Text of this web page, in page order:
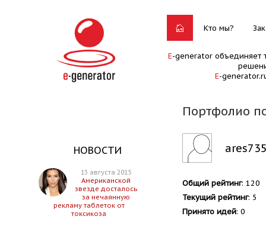
Кто мы?
E-generator объединяет
E-
Портфолио
НОВОСТИ
13 августа 2015
Американской
звезде досталось
за нечаянную
рекламу таблеток от
токсикоза
Общий рейтинг: 120
Текущий рейтинг: 5
Принято идей: 0